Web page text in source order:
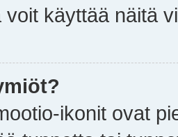
voit käyttää näitä
ikonit ovat